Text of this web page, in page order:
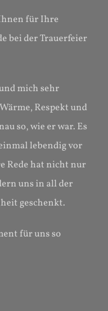
für Ihre
bei der Trauerfeier
mich sehr
Respekt und
so, wie er war. Es
lebendig vor
Rede hat nicht nur
uns in all der
geschenkt.
für uns so